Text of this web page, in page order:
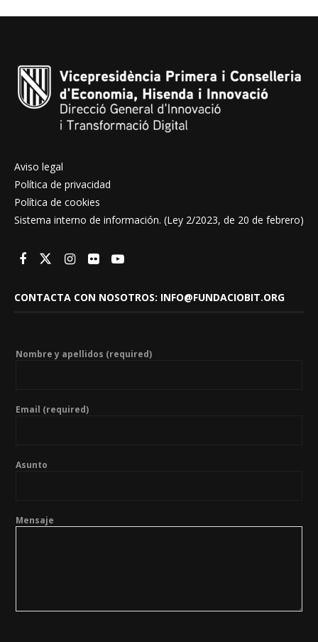
Aviso legal
Política de privacidad
Política de cookies
Sistema interno de información. (Ley 2/2023, de 20 de febrero)
CONTACTA CON NOSOTROS: INFO@FUNDACIOBIT.ORG
Nombre y apellidos (required)
Email (required)
Asunto
Mensaje